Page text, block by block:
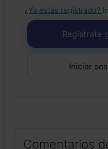
¿Ya estás registrado?
Regístrate
Iniciar
Comentarios